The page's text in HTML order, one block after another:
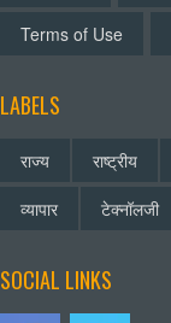
Terms of Use
LABELS
राज्य राष्ट्रीय
व्यापार
टेक्नॉलजी
SOCIAL LINKS